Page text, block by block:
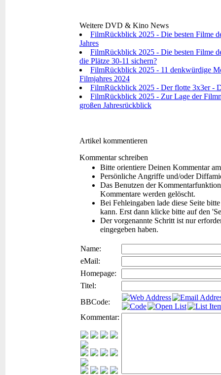
Weitere DVD & Kino News
FilmRückblick 2025 - Die besten Filme
Jahres
FilmRückblick 2025 - Die besten Filme
die Plätze 30-11 sichern?
FilmRückblick 2025 - 11 denkwürdige
Filmjahres 2024
FilmRückblick 2025 - Der flotte 3x3er -
FilmRückblick 2025 - Zur Lage der
großen Jahresrückblick
Artikel kommentieren
Kommentar schreiben
Bitte orientiere Deinen Kommentar
Persönliche Angriffe und/oder
Das Benutzen der
Kommentare werden gelöscht.
Bei Fehleingaben lade diese Seite
kann. Erst dann klicke bitte auf den
Der vorgenannte Schritt ist nur
eingegeben haben.
Name:
eMail:
Homepage:
Titel:
BBCode:
Kommentar: